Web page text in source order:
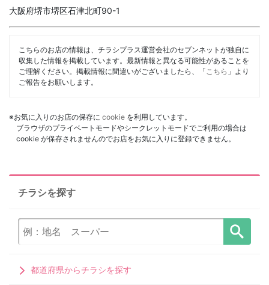
大阪府堺市堺区石津北町90-1
こちらのお店の情報は、チラシプラス運営会社のセブンネットが独自に
収集した情報を掲載しています。最新情報と異なる可能性があることを
ご理解ください。掲載情報に間違いがございましたら、「 こちら 」より
ご報告をお願いします。
※お気に入りのお店の保存に cookie を利用しています。
ブラウザのプライベートモードやシークレットモードでご利用の場合は
cookie が保存されませんのでお店をお気に入りに登録できません。
チラシを探す
都道府県からチラシを探す